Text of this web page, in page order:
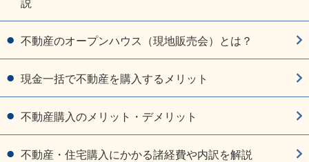
説
不動産のオープンハウス（現地販売会）とは？
現金一括で不動産を購入するメリット
不動産購入のメリット・デメリット
不動産・住宅購入にかかる諸経費や内訳を解説